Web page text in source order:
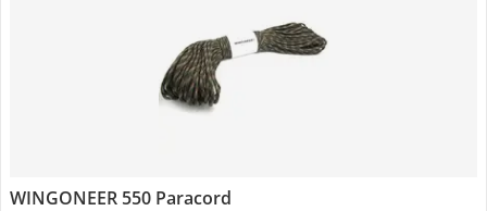
WINGONEER 550 Paracord